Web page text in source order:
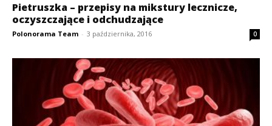
Pietruszka – przepisy na mikstury lecznicze,
oczyszczające i odchudzające
Polonorama Team - 3 października, 2016 0